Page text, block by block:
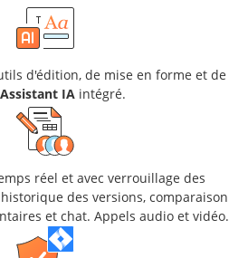
d'édition, de mise en forme et de
Assistant IA intégré.
réel et avec verrouillage des
des versions, comparaison
et chat. Appels audio et vidéo.